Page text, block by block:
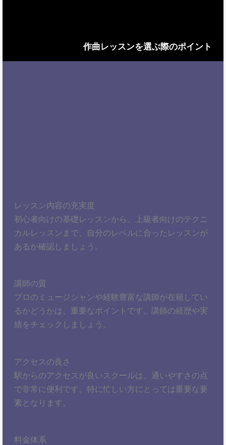
作曲レッスンを選ぶ際のポイント
レッスン内容の充実度
初心者向けの基礎レッスンから、上級者向けのテクニ
カルレッスンまで、自分のレベルに合ったレッスンが
あるか確認しましょう。
講師の質
プロのミュージシャンや経験豊富な講師が在籍してい
るかどうかは、重要なポイントです。講師の経歴や実
績をチェックしましょう。
アクセスの良さ
駅からのアクセスが良いスクールは、通いやすさの点
で非常に便利です。特に忙しい方にとっては重要な要
素となります。
料金体系